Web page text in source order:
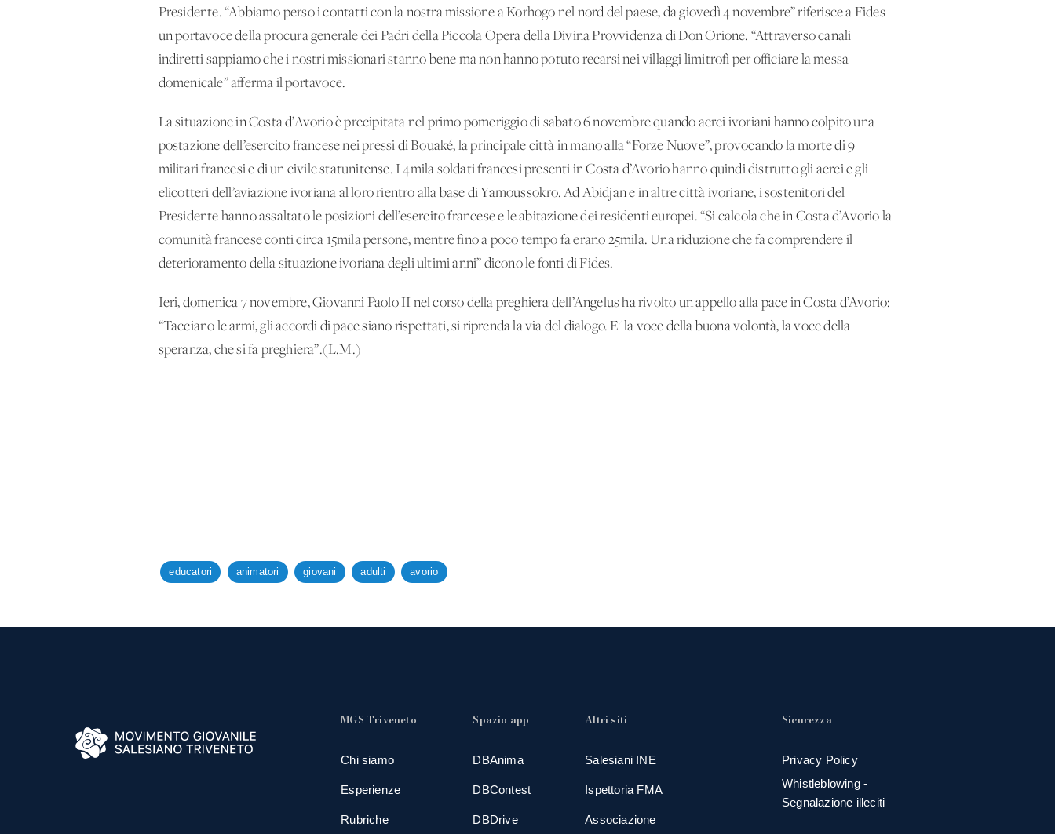
Presidente. “Abbiamo perso i contatti con la nostra missione a Korhogo nel nord del paese, da giovedì 4 novembre” riferisce a Fides
un portavoce della procura generale dei Padri della Piccola Opera della Divina Provvidenza di Don Orione. “Attraverso canali
indiretti sappiamo che i nostri missionari stanno bene ma non hanno potuto recarsi nei villaggi limitrofi per officiare la messa
domenicale” afferma il portavoce.
La situazione in Costa d’Avorio è precipitata nel primo pomeriggio di sabato 6 novembre quando aerei ivoriani hanno colpito una
postazione dell’esercito francese nei pressi di Bouaké, la principale città in mano alla “Forze Nuove”, provocando la morte di 9
militari francesi e di un civile statunitense. I 4mila soldati francesi presenti in Costa d’Avorio hanno quindi distrutto gli aerei e gli
elicotteri dell’aviazione ivoriana al loro rientro alla base di Yamoussokro. Ad Abidjan e in altre città ivoriane, i sostenitori del
Presidente hanno assaltato le posizioni dell’esercito francese e le abitazione dei residenti europei. “Si calcola che in Costa d’Avorio la
comunità francese conti circa 15mila persone, mentre fino a poco tempo fa erano 25mila. Una riduzione che fa comprendere il
deterioramento della situazione ivoriana degli ultimi anni” dicono le fonti di Fides.
Ieri, domenica 7 novembre, Giovanni Paolo II nel corso della preghiera dell’Angelus ha rivolto un appello alla pace in Costa d’Avorio:
“Tacciano le armi, gli accordi di pace siano rispettati, si riprenda la via del dialogo. E' la voce della buona volontà, la voce della
speranza, che si fa preghiera”.(L.M.)
educatori animatori giovani adulti avorio
MGS Triveneto
Chi siamo
Esperienze
Rubriche
Spazio app
DBAnima
DBContest
DBDrive
Altri siti
Salesiani INE
Ispettoria FMA
Associazione
Sicurezza
Privacy Policy
Whistleblowing -
Segnalazione illeciti